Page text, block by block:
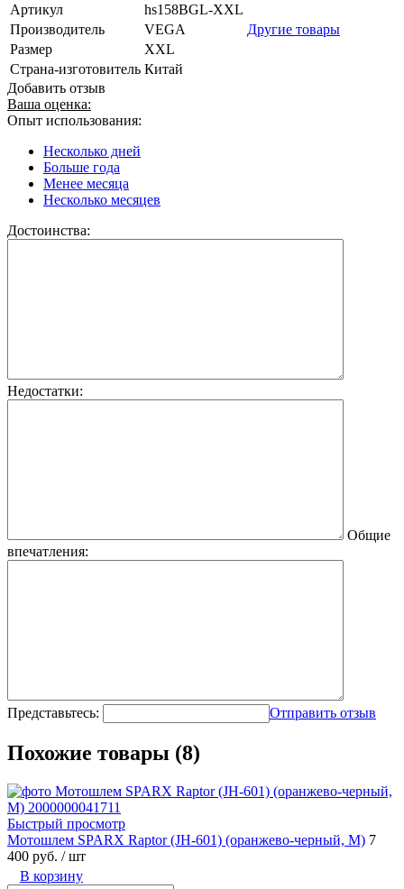
Артикул
hs158BGL-XXL
Производитель
VEGA
Другие товары
Размер
XXL
Страна-изготовитель Китай
Добавить отзыв
Ваша оценка:
Опыт использования:
Несколько дней
Больше года
Менее месяца
Несколько месяцев
Достоинства:
Недостатки:
Общие
впечатления:
Представьтесь: Отправить отзыв
Похожие товары (8)
Быстрый просмотр
Мотошлем SPARX Raptor (JH-601) (оранжево-черный, M) 7
400 руб. / шт
В корзину